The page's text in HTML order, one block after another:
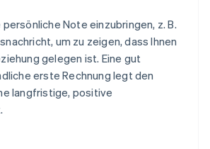
persönliche Note einzubringen, z. B.
um zu zeigen, dass Ihnen
gelegen ist. Eine gut
erste Rechnung legt den
langfristige, positive